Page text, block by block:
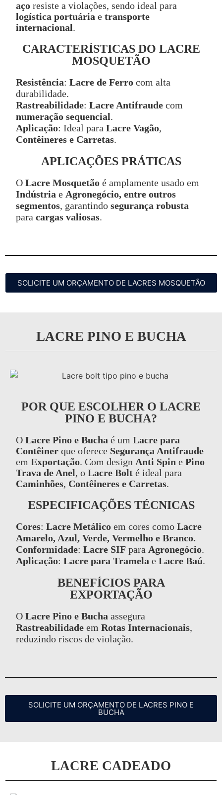
aço resiste a violações, sendo ideal para
logística portuária e transporte
internacional.
CARACTERÍSTICAS DO LACRE
MOSQUETÃO
Resistência: Lacre de Ferro com alta
durabilidade.
Rastreabilidade: Lacre Antifraude com
numeração sequencial.
Aplicação: Ideal para Lacre Vagão,
Contêineres e Carretas.
APLICAÇÕES PRÁTICAS
O Lacre Mosquetão é amplamente usado em
Indústria e Agronegócio, entre outros
segmentos, garantindo segurança robusta
para cargas valiosas.
SOLICITE UM ORÇAMENTO DE LACRES MOSQUETÃO
LACRE PINO E BUCHA
POR QUE ESCOLHER O LACRE
PINO E BUCHA?
O Lacre Pino e Bucha é um Lacre para
Contêiner que oferece Segurança Antifraude
em Exportação. Com design Anti Spin e Pino
Trava de Anel, o Lacre Bolt é ideal para
Caminhões, Contêineres e Carretas.
ESPECIFICAÇÕES TÉCNICAS
Cores: Lacre Metálico em cores como Lacre
Amarelo, Azul, Verde, Vermelho e Branco.
Conformidade: Lacre SIF para Agronegócio.
Aplicação: Lacre para Tramela e Lacre Baú.
BENEFÍCIOS PARA
EXPORTAÇÃO
O Lacre Pino e Bucha assegura
Rastreabilidade em Rotas Internacionais,
reduzindo riscos de violação.
SOLICITE UM ORÇAMENTO DE LACRES PINO E
BUCHA
LACRE CADEADO